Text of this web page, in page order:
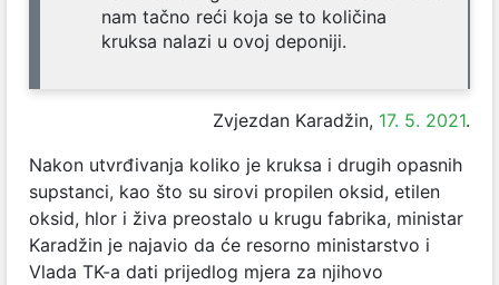
nam tačno reći koja se to količina
kruksa nalazi u ovoj deponiji.
Zvjezdan Karadžin, 17. 5. 2021.
Nakon utvrđivanja koliko je kruksa i drugih opasnih
supstanci, kao što su sirovi propilen oksid, etilen
oksid, hlor i živa preostalo u krugu fabrika, ministar
Karadžin je najavio da će resorno ministarstvo i
Vlada TK-a dati prijedlog mjera za njihovo